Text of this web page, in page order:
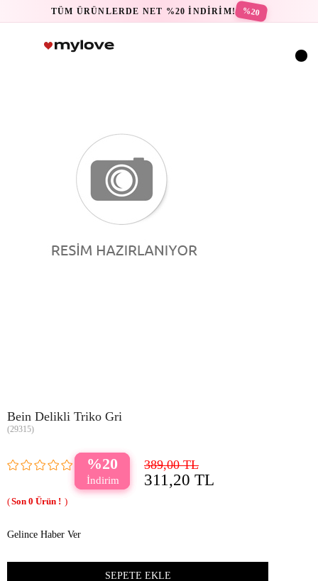
TÜM ÜRÜNLERDE NET %20 İNDİRİM! %20
Bein Delikli Triko Gri
(29315)
20 389,00 TL
311,20 TL
0
Gelince Haber Ver